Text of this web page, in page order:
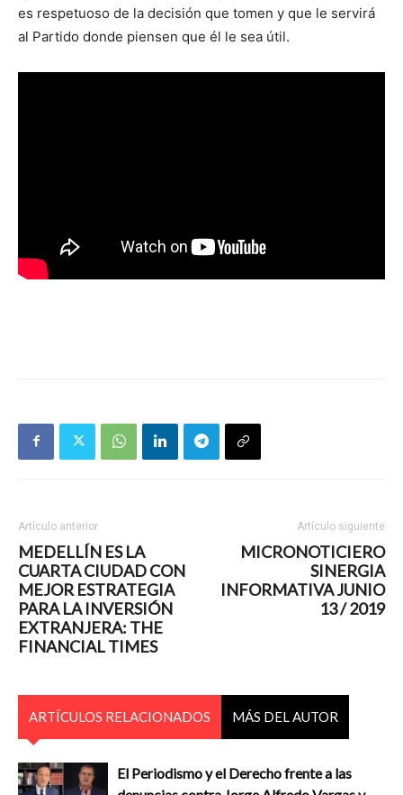
es respetuoso de la decisión que tomen y que le servirá
al Partido donde piensen que él le sea útil.
Artículo anterior
MEDELLÍN ES LA
CUARTA CIUDAD CON
MEJOR ESTRATEGIA
PARA LA INVERSIÓN
EXTRANJERA: THE
FINANCIAL TIMES
Artículo siguiente
MICRONOTICIERO
SINERGIA
INFORMATIVA JUNIO
13 / 2019
ARTÍCULOS RELACIONADOS MÁS DEL AUTOR
El Periodismo y el Derecho frente a las